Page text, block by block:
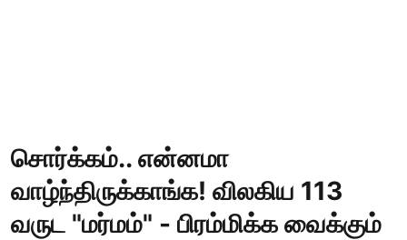
சொர்க்கம்.. என்னமா
வாழ்ந்திருக்காங்க! விலகிய 113
வருட "மர்மம்" - பிரம்மிக்க வைக்கும்